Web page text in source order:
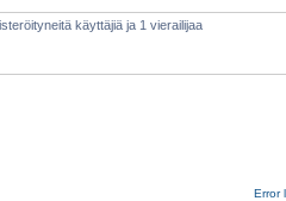
käyttäjiä ja 1 vierailijaa
Error